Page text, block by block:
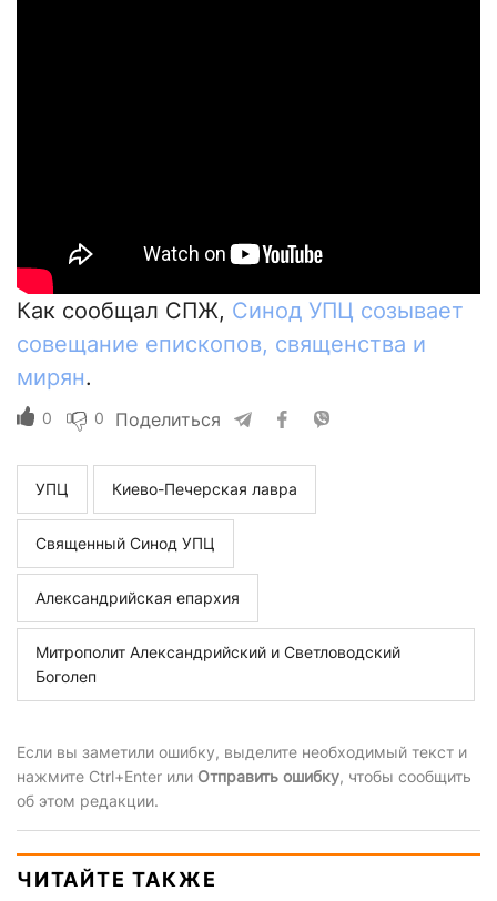
Как сообщал СПЖ, Синод УПЦ созывает
совещание епископов, священства и
мирян.
0 0 Поделиться
УПЦ Киево-Печерская лавра
Священный Синод УПЦ
Александрийская епархия
Митрополит Александрийский и Светловодский
Боголеп
Если вы заметили ошибку, выделите необходимый текст и
нажмите Ctrl+Enter или Отправить ошибку, чтобы сообщить
об этом редакции.
ЧИТАЙТЕ ТАКЖЕ